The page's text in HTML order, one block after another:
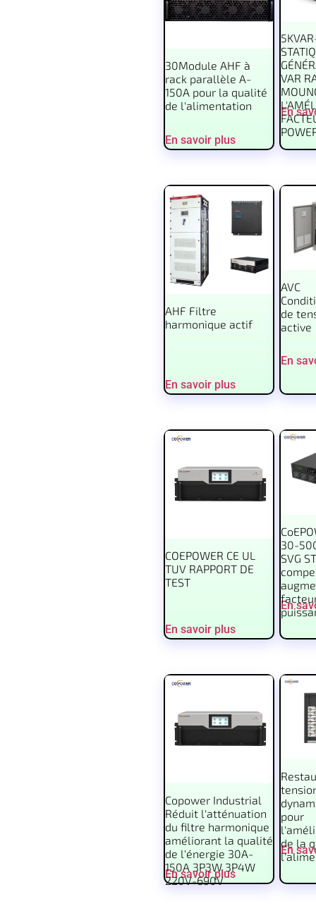
30Module AHF à
rack parallèle A-
150A pour la qualité
de l'alimentation
En savoir plus
VAR
En
AHF Filtre
harmonique actif
En savoir plus
AVC
de
active
En
COEPOWER CE UL
TUV RAPPORT DE
TEST
En savoir plus
30-
SVG
En
Copower Industrial
Réduit l'atténuation
du filtre harmonique
améliorant la qualité
de l'énergie 30A-
150A 3P3W 3P4W
220V-690V
En savoir plus
pour
de la
En